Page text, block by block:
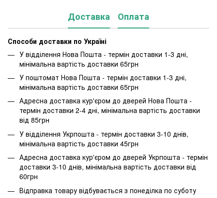
Доставка Оплата
Способи доставки по Україні
У відділення Нова Пошта - термін доставки 1-3 дні,
мінімальна вартість доставки 65грн
У поштомат Нова Пошта - термін доставки 1-3 дні,
мінімальна вартість доставки 65грн
Адресна доставка кур'єром до дверей Нова Пошта -
термін доставки 2-4 дні, мінімальна вартість доставки
від 85грн
У відділення Укрпошта - термін доставки 3-10 днів,
мінімальна вартість доставки 45грн
Адресна доставка кур'єром до дверей Укрпошта - термін
доставки 3-10 днів, мінімальна вартість доставки від
60грн
Відправка товару відбувається з понеділка по суботу